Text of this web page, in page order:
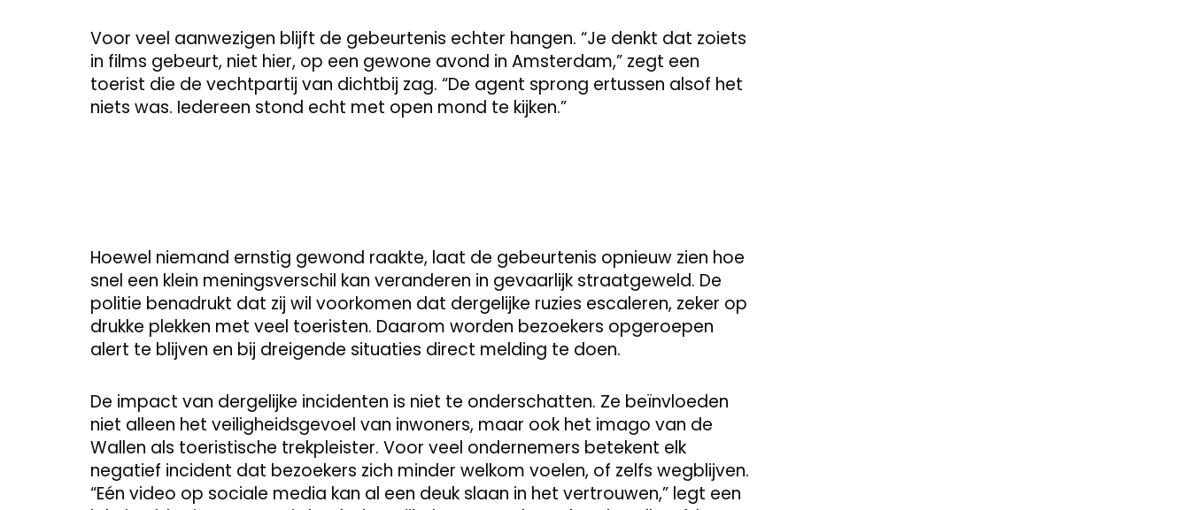
Voor veel aanwezigen blijft de gebeurtenis echter hangen. “Je denkt dat zoiets
in films gebeurt, niet hier, op een gewone avond in Amsterdam,” zegt een
toerist die de vechtpartij van dichtbij zag. “De agent sprong ertussen alsof het
niets was. Iedereen stond echt met open mond te kijken.”
Hoewel niemand ernstig gewond raakte, laat de gebeurtenis opnieuw zien hoe
snel een klein meningsverschil kan veranderen in gevaarlijk straatgeweld. De
politie benadrukt dat zij wil voorkomen dat dergelijke ruzies escaleren, zeker op
drukke plekken met veel toeristen. Daarom worden bezoekers opgeroepen
alert te blijven en bij dreigende situaties direct melding te doen.
De impact van dergelijke incidenten is niet te onderschatten. Ze beïnvloeden
niet alleen het veiligheidsgevoel van inwoners, maar ook het imago van de
Wallen als toeristische trekpleister. Voor veel ondernemers betekent elk
negatief incident dat bezoekers zich minder welkom voelen, of zelfs wegblijven.
“Eén video op sociale media kan al een deuk slaan in het vertrouwen,” legt een